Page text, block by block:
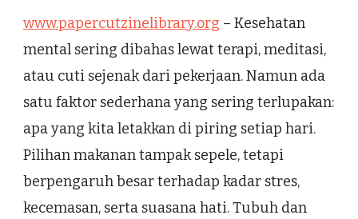
www.papercutzinelibrary.org – Kesehatan
mental sering dibahas lewat terapi, meditasi,
atau cuti sejenak dari pekerjaan. Namun ada
satu faktor sederhana yang sering terlupakan:
apa yang kita letakkan di piring setiap hari.
Pilihan makanan tampak sepele, tetapi
berpengaruh besar terhadap kadar stres,
kecemasan, serta suasana hati. Tubuh dan